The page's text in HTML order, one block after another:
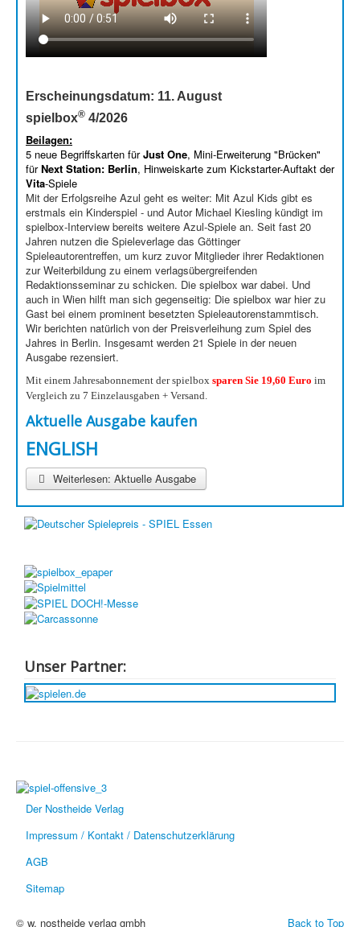
Erscheinungsdatum: 11. August
spielbox® 4/2026
Beilagen:
5 neue Begriffskarten fürJust One, Mini-Erweiterung "Brücken"
fürNext Station: Berlin, Hinweiskarte zum Kickstarter-Auftakt der
Vita-Spiele
Mit der Erfolgsreihe Azul geht es weiter: Mit Azul Kids gibt es
erstmals ein Kinderspiel - und Autor Michael Kiesling kündigt im
spielbox-Interview bereits weitere Azul-Spiele an. Seit fast 20
Jahren nutzen die Spieleverlage das Göttinger
Spieleautorentreffen, um kurz zuvor Mitglieder ihrer Redaktionen
zur Weiterbildung zu einem verlagsübergreifenden
Redaktionsseminar zu schicken. Die spielbox war dabei. Und
auch in Wien hilft man sich gegenseitig: Die spielbox war hier zu
Gast bei einem prominent besetzten Spieleautorenstammtisch.
Wir berichten natürlich von der Preisverleihung zum Spiel des
Jahres in Berlin. Insgesamt werden 21 Spiele in der neuen
Ausgabe rezensiert.
Mit einem Jahresabonnement der spielbox sparen Sie 19,60 Euro im
Vergleich zu 7 Einzelausgaben + Versand.
Aktuelle Ausgabe kaufen
ENGLISH
Weiterlesen: Aktuelle Ausgabe
Unser Partner:
Der Nostheide Verlag
Impressum / Kontakt / Datenschutzerklärung
AGB
Sitemap
Back to Top
© w. nostheide verlag gmbh